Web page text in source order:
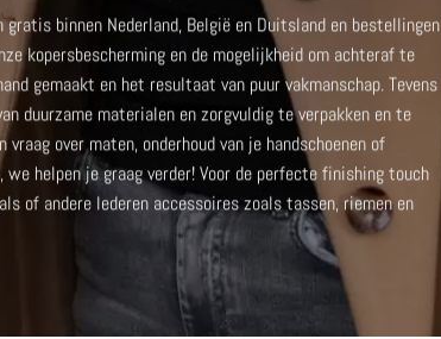
binnen Nederland, België en Duitsland en bestellingen
kopersbescherming en de mogelijkheid om achteraf te
gemaakt en het resultaat van puur vakmanschap. Tevens
duurzame materialen en zorgvuldig te verpakken en te
vraag over maten, onderhoud van je handschoenen of
helpen je graag verder! Voor de perfecte finishing touch
of andere lederen accessoires zoalstassen, riemenen